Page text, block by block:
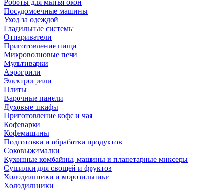
Роботы для мытья окон
Посудомоечные машины
Уход за одеждой
Гладильные системы
Отпариватели
Приготовление пищи
Микроволновые печи
Мультиварки
Аэрогрили
Электрогрили
Плиты
Варочные панели
Духовые шкафы
Приготовление кофе и чая
Кофеварки
Кофемашины
Подготовка и обработка продуктов
Соковыжималки
Кухонные комбайны, машины и планетарные миксеры
Сушилки для овощей и фруктов
Холодильники и морозильники
Холодильники